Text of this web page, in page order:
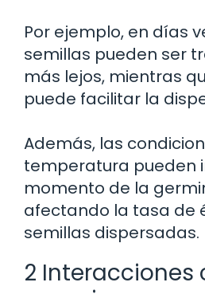
Por ejemplo, en días
semillas pueden ser
más lejos, mientras
puede facilitar la
Además, las
temperatura pueden
momento de la
afectando la tasa de
semillas dispersadas.
2 Interacciones